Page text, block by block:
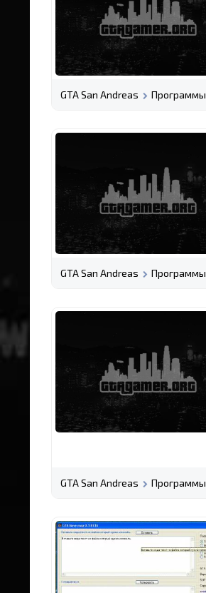
GTA San Andreas Программы
GTA San Andreas Программы
GTA San Andreas Программы